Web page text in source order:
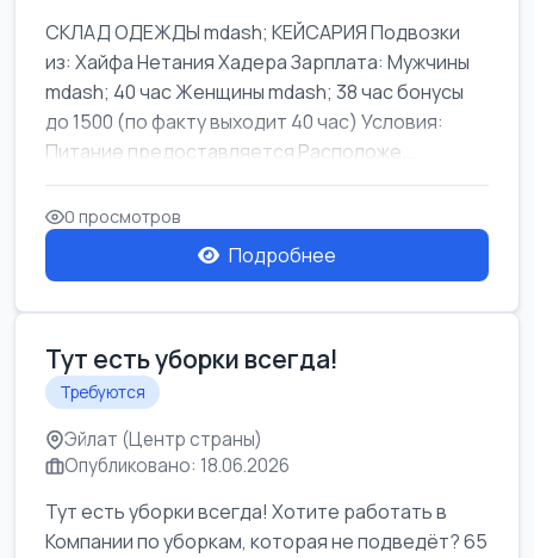
СКЛАД ОДЕЖДЫ mdash; КЕЙСАРИЯ Подвозки
из: Хайфа Нетания Хадера Зарплата: Мужчины
mdash; 40 час Женщины mdash; 38 час бонусы
до 1500 (по факту выходит 40 час) Условия:
Питание предоставляется Расположе...
0 просмотров
Подробнее
Тут есть уборки всегда!
Требуются
Эйлат (Центр страны)
Опубликовано: 18.06.2026
Тут есть уборки всегда! Хотите работать в
Компании по уборкам, которая не подведёт? 65